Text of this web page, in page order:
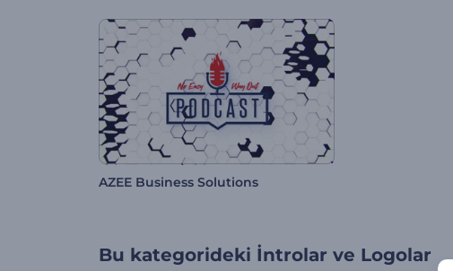
AZEE Business Solutions
Bu kategorideki İntrolar ve Logolar